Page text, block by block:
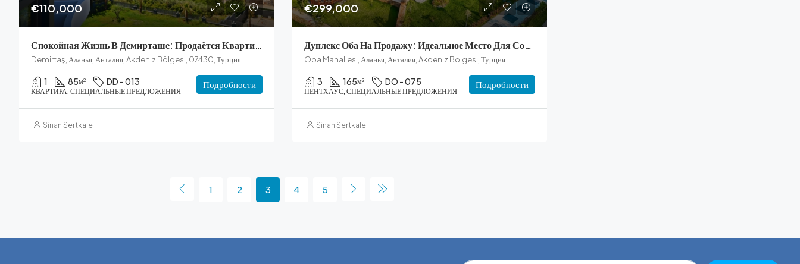
€110,000
Спокойная Жизнь В Демирташе: Продаётся Квартира 2+1
Demirtaş, Аланья, Анталия, Akdeniz Bölgesi, 07430, Турция
1 85м² DD - 013
КВАРТИРА, СПЕЦИАЛЬНЫЕ ПРЕДЛОЖЕНИЯ
Подробности
Sinan Sertkale
€299,000
Дуплекс Оба На Продажу: Идеальное Место Для Соискателей Вида На Жительство В Турции
Oba Mahallesi, Аланья, Анталия, Akdeniz Bölgesi, Турция
3 165м² DO - 075
ПЕНТХАУС, СПЕЦИАЛЬНЫЕ ПРЕДЛОЖЕНИЯ
Подробности
Sinan Sertkale
1 2 3 4 5